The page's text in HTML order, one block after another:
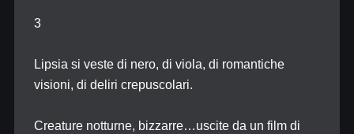
3
Lipsia si veste di nero, di viola, di romantiche
visioni, di deliri crepuscolari.
Creature notturne, bizzarre…uscite da un film di